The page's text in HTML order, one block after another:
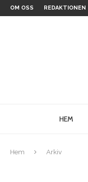
OM OSS REDAKTIONEN
HEM
Hem Arkiv